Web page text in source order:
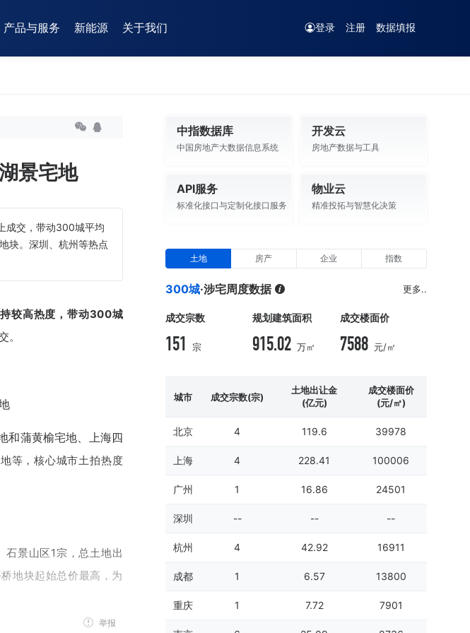
产品与服务 新能源 关于我们 登录 注册 数据填报
景宅地
成交，带动300城平均
块。深圳、杭州等热点
较高热度，带动300城
。
和蒲黄榆宅地、上海四
等，核心城市土拍热度
景山区1宗，总土地出
地块起始总价最高，为
举报
中指数据库
中国房地产大数据信息系统
开发云
房地产数据与工具
API服务
标准化接口与定制化接口服务
物业云
精准投拓与智慧化决策
土地 房产 企业 指数
300城·涉宅周度数据 更多..
成交宗数
151 宗
规划建筑面积
915.02 万㎡
成交楼面价
7588 元/㎡
城市 成交宗数(宗)
土地出让金
(亿元)
成交楼面价
(元/㎡)
北京 4 119.6 39978
上海 4 228.41 100006
广州 1 16.86 24501
深圳 -- -- --
杭州 4 42.92 16911
成都 1 6.57 13800
重庆 1 7.72 7901